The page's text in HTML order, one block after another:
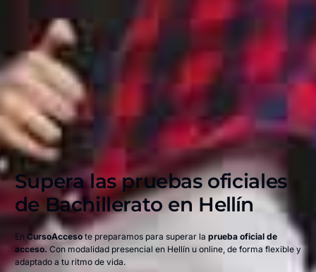
Supera las pruebas oficiales
de Bachillerato enHellín
En CursoAccesote preparamos para superar la prueba oficial de
acceso. Con modalidad presencial en Hellín u online, de forma flexible y
adaptado a tu ritmo de vida.